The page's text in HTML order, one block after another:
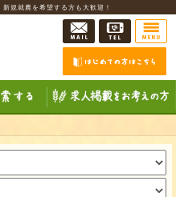
規就農を希望する方も大歓迎！